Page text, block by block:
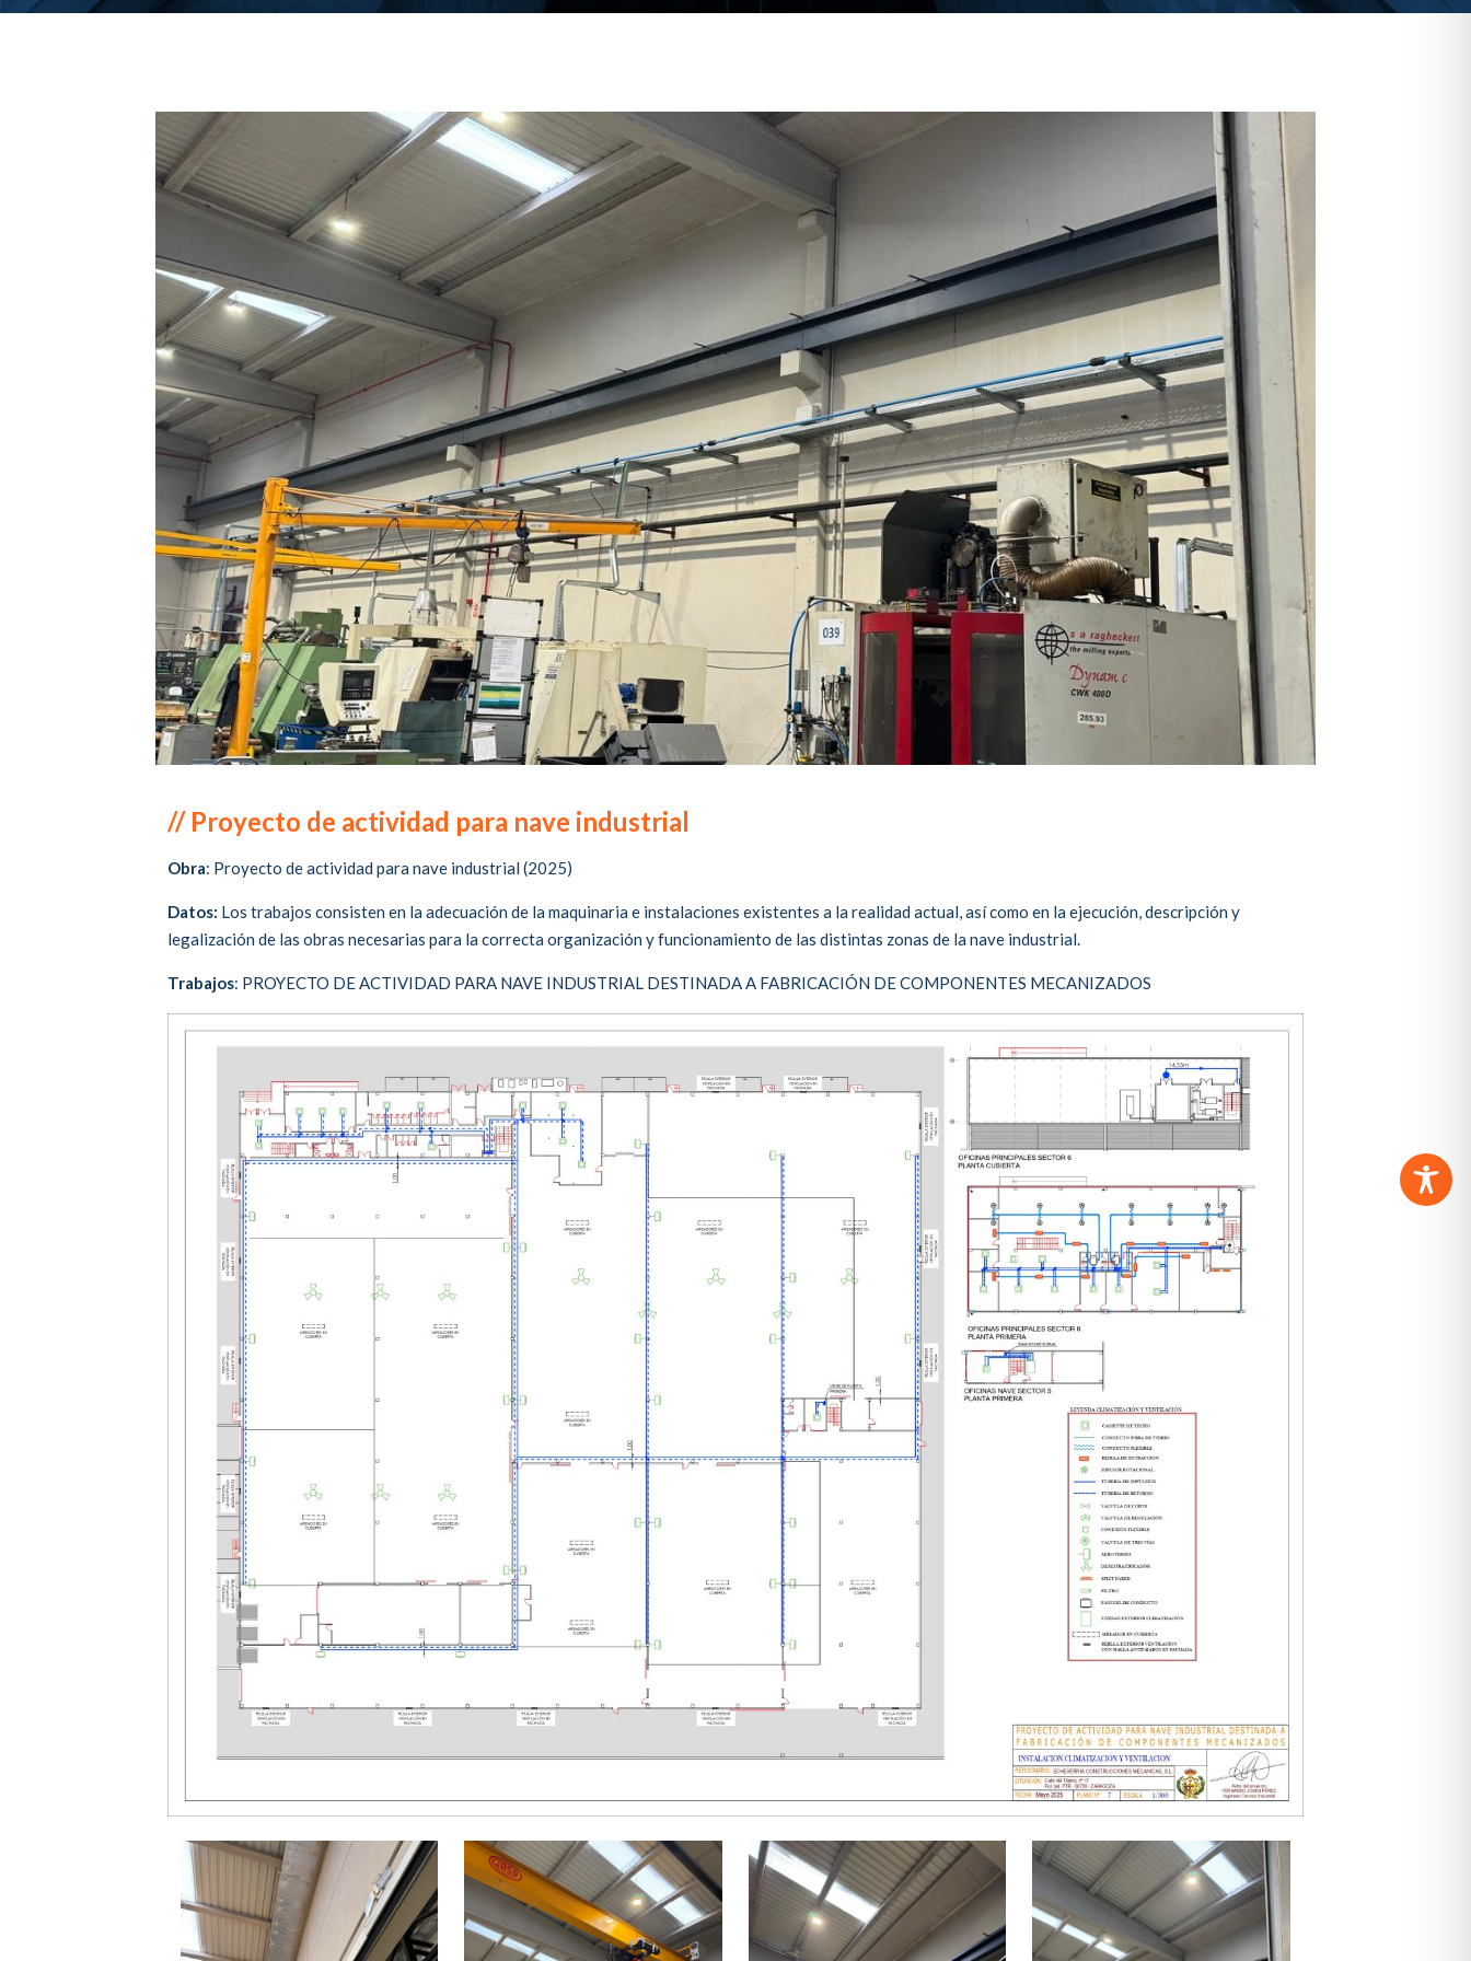
// Proyecto de actividad para nave industrial
Obra: Proyecto de actividad para nave industrial (2025)
Datos: Los trabajos consisten en la adecuación de la maquinaria e instalaciones existentes a la realidad actual, así como en la ejecución, descripción y
legalización de las obras necesarias para la correcta organización y funcionamiento de las distintas zonas de la nave industrial.
Trabajos: PROYECTO DE ACTIVIDAD PARA NAVE INDUSTRIAL DESTINADA A FABRICACIÓN DE COMPONENTES MECANIZADOS